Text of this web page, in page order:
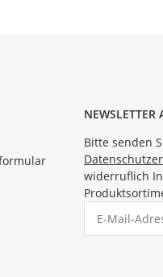
NEWSLETTER
Bitte senden
widerruflich